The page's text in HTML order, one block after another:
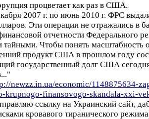
процветает как раз в США.
2007 г. по июнь 2010 г. ФРС
Эти операции не отражались в
отчетности Федерального
тайными. Чтобы понять масштабность
продукт США в прошлом году
государственный долг США
newzz.in.ua/economic/1148875634-
krupnogo-finansovogo-skandala-xxi-
ссылку на Украинский сайт,
кровавого тиранического